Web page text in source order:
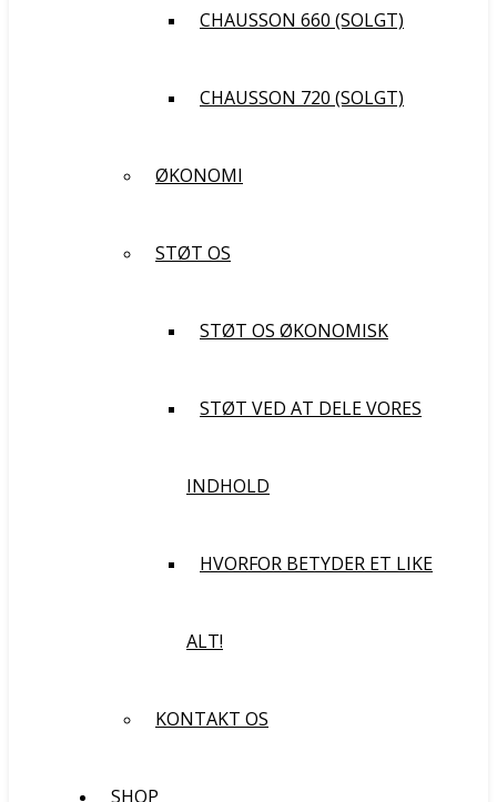
CHAUSSON 660 (SOLGT)
CHAUSSON 720 (SOLGT)
ØKONOMI
STØT OS
STØT OS ØKONOMISK
STØT VED AT DELE VORES
INDHOLD
HVORFOR BETYDER ET LIKE
ALT!
KONTAKT OS
SHOP